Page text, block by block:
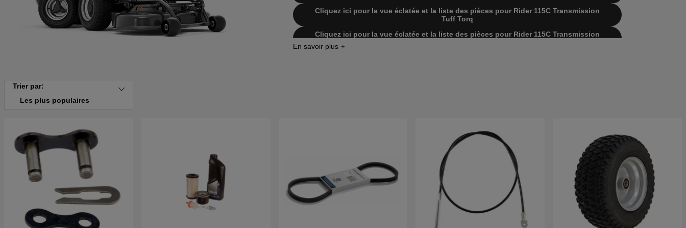
Cliquez ici pour la vue éclatée et la liste des pièces pour Rider 115C Transmission
Tuff Torq
Cliquez ici pour la vue éclatée et la liste des pièces pour Rider 115C Transmission
Trier par:
Les plus populaires